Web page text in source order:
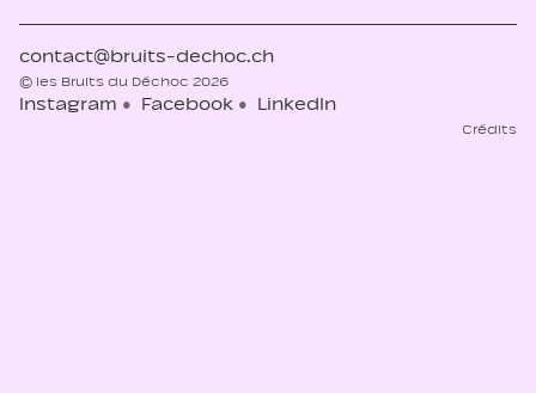
contact@bruits-dechoc.ch
© les Bruits du Déchoc 2026
Instagram Facebook LinkedIn
Crédits